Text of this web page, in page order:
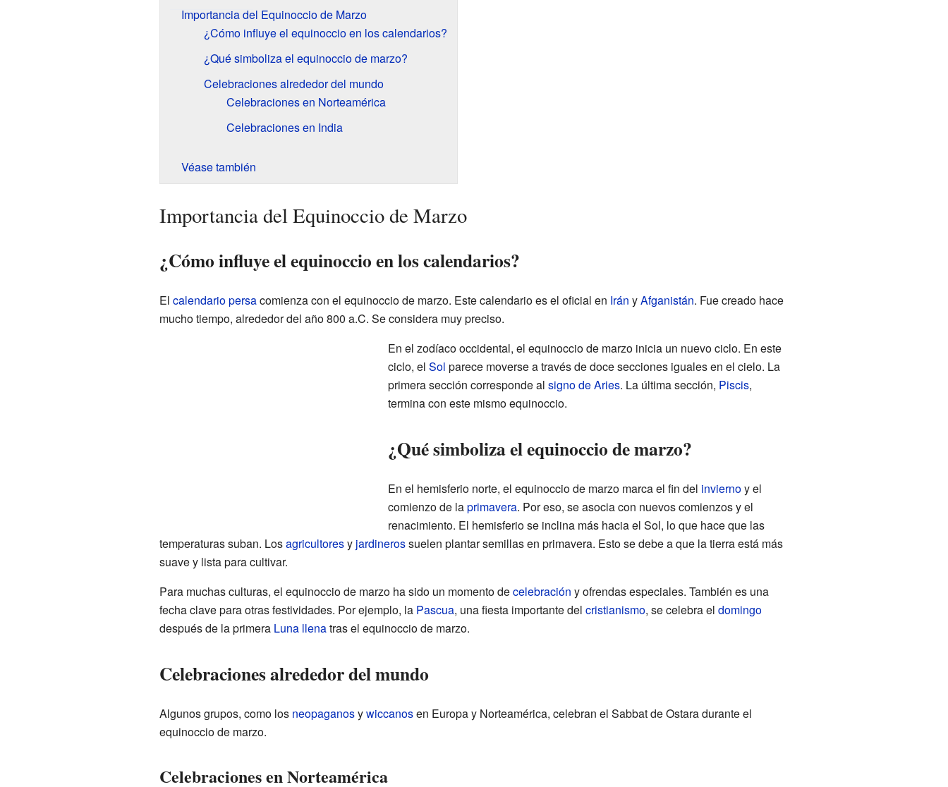
Importancia del Equinoccio de Marzo
¿Cómo influye el equinoccio en los calendarios?
¿Qué simboliza el equinoccio de marzo?
Celebraciones alrededor del mundo
Celebraciones en Norteamérica
Celebraciones en India
Véase también
Importancia del Equinoccio de Marzo
¿Cómo influye el equinoccio en los calendarios?
El calendario persacomienza con el equinoccio de marzo. Este calendario es el oficial en Irán yAfganistán. Fue creado hace
mucho tiempo, alrededor del año 800 a.C. Se considera muy preciso.
En el zodíaco occidental, el equinoccio de marzo inicia un nuevo ciclo. En este
ciclo, el Sol parece moverse a través de doce secciones iguales en el cielo. La
primera sección corresponde al signo de Aries. La última sección, Piscis,
termina con este mismo equinoccio.
¿Qué simboliza el equinoccio de marzo?
En el hemisferio norte, el equinoccio de marzo marca el fin del inviernoy el
comienzo de laprimavera. Por eso, se asocia con nuevos comienzos y el
renacimiento. El hemisferio se inclina más hacia el Sol, lo que hace que las
temperaturas suban. Losagricultoresy jardinerossuelen plantar semillas en primavera. Esto se debe a que la tierra está más
suave y lista para cultivar.
Para muchas culturas, el equinoccio de marzo ha sido un momento decelebración y ofrendas especiales. También es una
fecha clave para otras festividades. Por ejemplo, la Pascua, una fiesta importante del cristianismo, se celebra el domingo
después de la primera Luna llenatras el equinoccio de marzo.
Celebraciones alrededor del mundo
Algunos grupos, como los neopaganosywiccanosen Europa y Norteamérica, celebran el Sabbat de Ostara durante el
equinoccio de marzo.
Celebraciones en Norteamérica